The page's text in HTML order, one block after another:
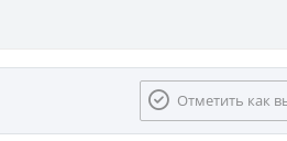
Отметить как